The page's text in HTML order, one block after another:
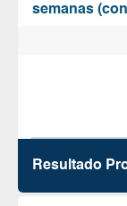
semanas
Resultado